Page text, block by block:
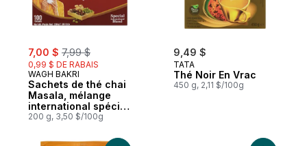
sale:
7,00 $ , formerly:
7,99 $
0,99 $ DE RABAIS
WAGH BAKRI
Sachets de thé chai
Masala, mélange
international spécial,
100 sachets
200 g, 3,50 $/100g
9,49 $
TATA
Thé Noir En Vrac
450 g, 2,11 $/100g